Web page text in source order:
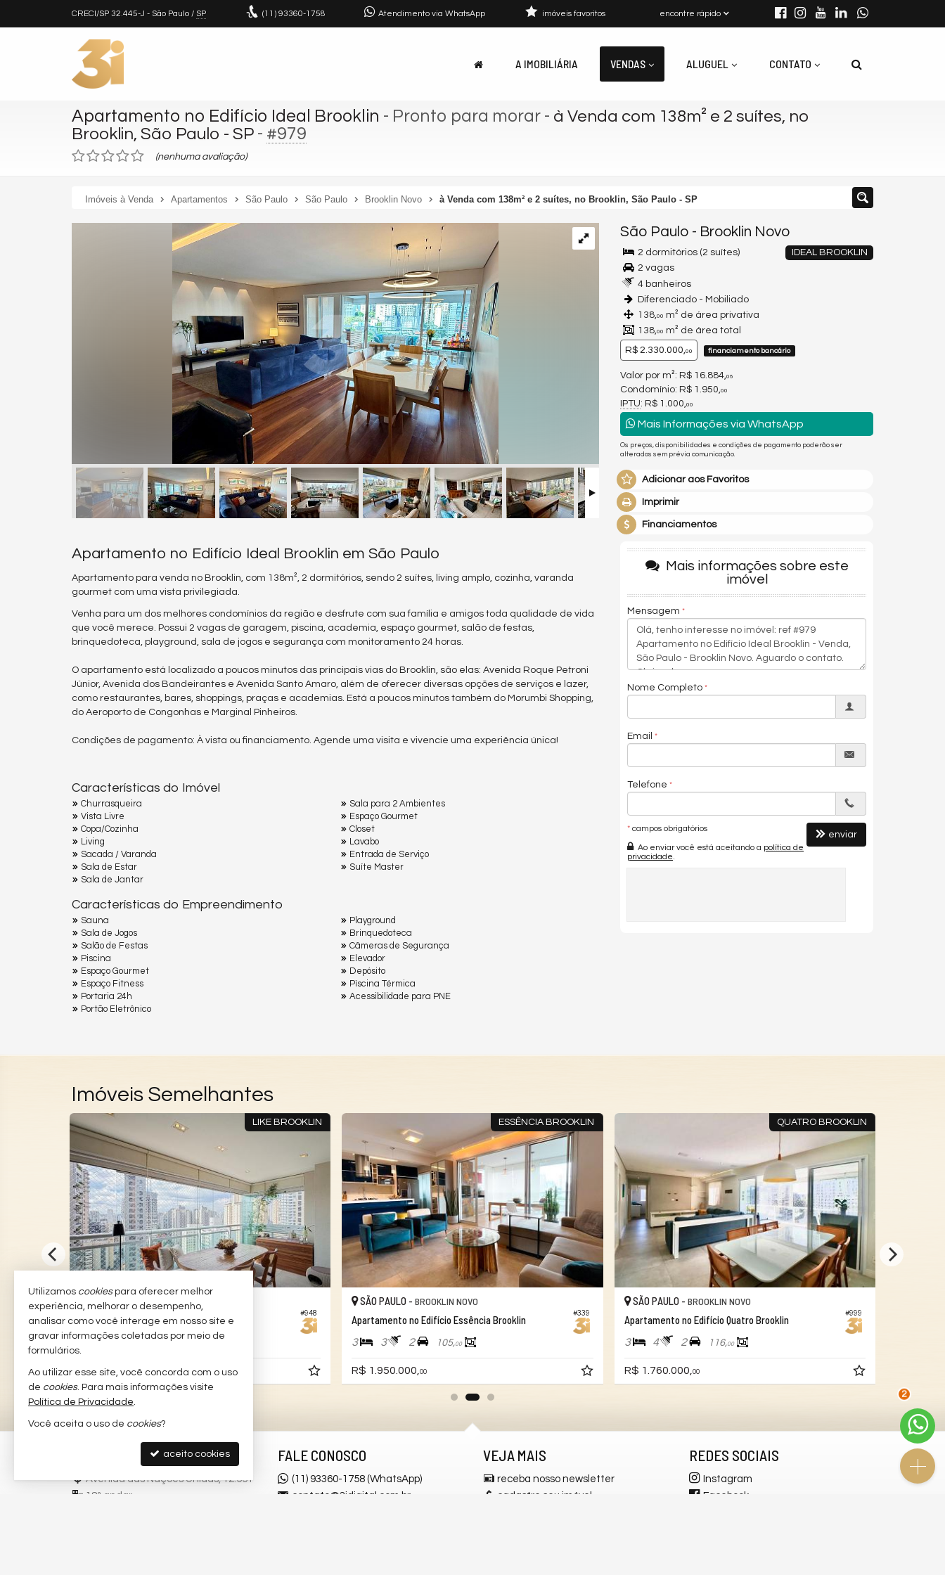
CRECI/SP 32.445-J - São Paulo / SP (11) 93360-1758 Atendimento via WhatsApp encontre rápido
imóveis favoritos
A IMOBILIÁRIA VENDAS ALUGUEL CONTATO
Apartamento no Edifício Ideal Brooklin - Pronto para morar - à Venda com 138m² e 2 suítes, no
Brooklin, São Paulo - SP - #979
(nenhuma avaliação)
Imóveis à Venda Apartamentos São Paulo São Paulo Brooklin Novo à Venda com 138m² e 2 suítes, no Brooklin, São Paulo - SP
São Paulo - Brooklin Novo
IDEAL BROOKLIN
2 dormitórios (2 suítes)
2 vagas
4 banheiros
Diferenciado - Mobiliado
138,00 m² de área privativa
138,00 m² de área total
R$ 2.330.000,00 financiamento bancário
Valor por m²: R$ 16.884, 06
Condomínio: R$ 1.950, 00
IPTU: R$ 1.000, 00
Mais Informações via WhatsApp
Os preços, disponibilidades e condições de pagamento poderão ser
alterados sem prévia comunicação.
Adicionar aos Favoritos
Imprimir
Financiamentos
Apartamento no Edifício Ideal Brooklin em São Paulo
Apartamento para venda no Brooklin, com 138m², 2 dormitórios, sendo 2 suítes, living amplo, cozinha, varanda
gourmet com uma vista privilegiada.
Venha para um dos melhores condomínios da região e desfrute com sua família e amigos toda qualidade de vida
que você merece. Possui 2 vagas de garagem, piscina, academia, espaço gourmet, salão de festas,
brinquedoteca, playground, sala de jogos e segurança com monitoramento 24 horas.
O apartamento está localizado a poucos minutos das principais vias do Brooklin, são elas: Avenida Roque Petroni
Júnior, Avenida dos Bandeirantes e Avenida Santo Amaro, além de oferecer diversas opções de serviços e lazer,
como restaurantes, bares, shoppings, praças e academias. Está a poucos minutos também do Morumbi Shopping,
do Aeroporto de Congonhas e Marginal Pinheiros.
Condições de pagamento: À vista ou financiamento. Agende uma visita e vivencie uma experiência única!
Características do Imóvel
Churrasqueira
Vista Livre
Copa/Cozinha
Living
Sacada / Varanda
Sala de Estar
Sala de Jantar
Sala para 2 Ambientes
Espaço Gourmet
Closet
Lavabo
Entrada de Serviço
Suíte Master
Características do Empreendimento
Sauna
Sala de Jogos
Salão de Festas
Piscina
Espaço Gourmet
Espaço Fitness
Portaria 24h
Portão Eletrônico
Playground
Brinquedoteca
Câmeras de Segurança
Elevador
Depósito
Pìscina Térmica
Acessibilidade para PNE
Mais informações sobre este
imóvel
Mensagem
Nome Completo
Email
Telefone
* campos obrigatórios
Ao enviar você está aceitando a política de
privacidade
enviar
Imóveis Semelhantes
#285
LIKE BROOKLIN
#948
SÃO PAULO - BROOKLIN NOVO
Apartamento no Edifício Like Brooklin
2 2 2 73,
R$ 1.390.000,00
ESSÊNCIA BROOKLIN
#339
SÃO PAULO -BROOKLIN NOVO
Apartamento no Edifício Essência Brooklin
3 3 2 105,00
R$ 1.950.000,00
QUATRO BROOKLIN
#999
SÃO PAULO - BROOKLIN NOVO
Apartamento no Edifício Quatro Brooklin
3 4 2 116,00
R$ 1.760.000,00
Avenida das Nações Unidas, 12.551
18º andar
FALE CONOSCO
(11) 93360-1758 (WhatsApp)
contato@3idigital.com.br
VEJA MAIS
receba nosso newsletter
cadastre seu imóvel
REDES SOCIAIS
Instagram
Facebook
2
Utilizamos cookiespara oferecer melhor
experiência, melhorar o desempenho,
analisar como você interage em nosso site e
gravar informações coletadas por meio de
formulários.
Ao utilizar esse site, você concorda com o uso
de cookies. Para mais informações visite
Política de Privacidade.
Você aceita o uso de cookies?
aceito cookies